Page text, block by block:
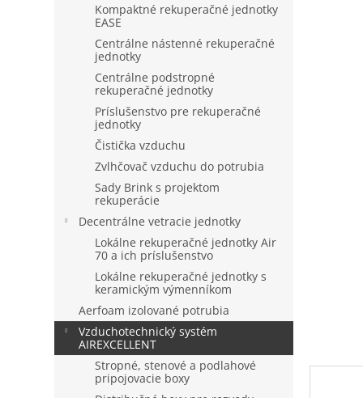
Kompaktné rekuperačné jednotky
EASE
Centrálne nástenné rekuperačné
jednotky
Centrálne podstropné
rekuperačné jednotky
Príslušenstvo pre rekuperačné
jednotky
Čistička vzduchu
Zvlhčovač vzduchu do potrubia
Sady Brink s projektom
rekuperácie
Decentrálne vetracie jednotky
Lokálne rekuperačné jednotky Air
70 a ich príslušenstvo
Lokálne rekuperačné jednotky s
keramickým výmenníkom
Aerfoam izolované potrubia
Vzduchotechnický systém
AIREXCELLENT
Stropné, stenové a podlahové
pripojovacie boxy